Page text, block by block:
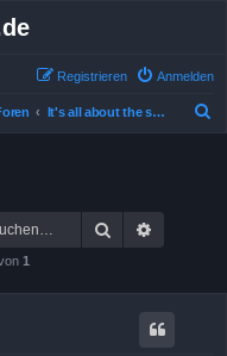
Anmelden
Registrieren
It's all about the show!
Suche
1